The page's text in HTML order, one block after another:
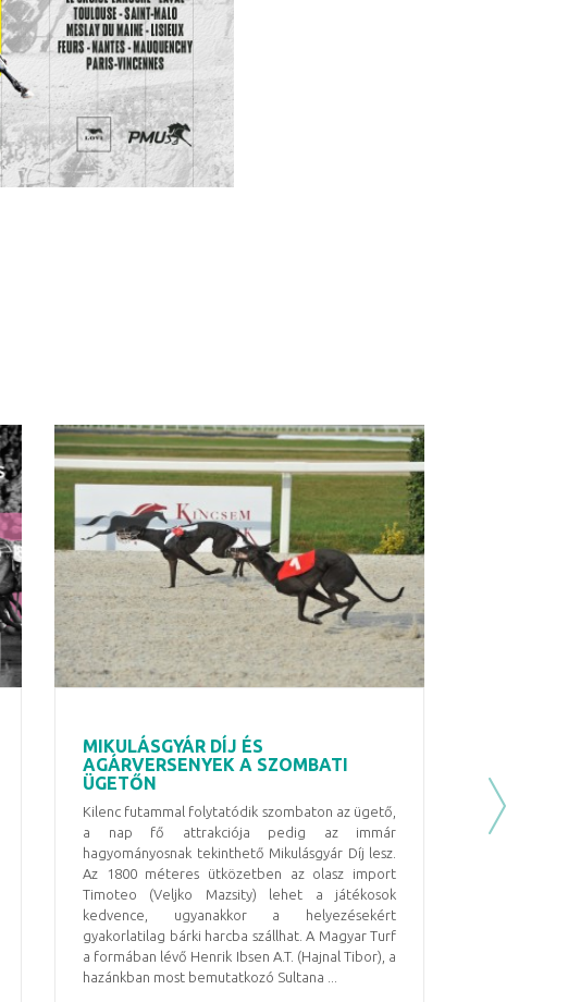
MIKULÁSGYÁR DÍJ ÉS
AGÁRVERSENYEK A SZOMBATI
ÜGETŐN
Kilenc futammal folytatódik szombaton az ügető,
a nap fő attrakciója pedig az immár
hagyományosnak tekinthető Mikulásgyár Díj lesz.
Az 1800 méteres ütközetben az olasz import
Timoteo (Veljko Mazsity) lehet a játékosok
kedvence, ugyanakkor a helyezésekért
gyakorlatilag bárki harcba szállhat. A Magyar Turf
a formában lévő Henrik Ibsen A.T. (Hajnal Tibor), a
hazánkban most bemutatkozó Sultana ...
Next